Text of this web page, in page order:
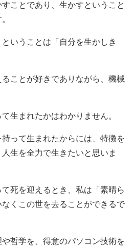
ことであり、生かすということ
ということは「自分を生かしき
ことが好きでありながら、機械
生まれたかはわかりません。
って生まれたからには、特徴を
生を全力で生きたいと思いま
死を迎えるとき、私は「素晴ら
くこの世を去ることができるで
哲学を、得意のパソコン技術を